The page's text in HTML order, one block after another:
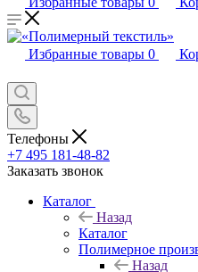
Избранные товары 0
Телефоны
+7 495 181-48-82
Заказать звонок
Каталог
Назад
Каталог
Полимерное
Назад